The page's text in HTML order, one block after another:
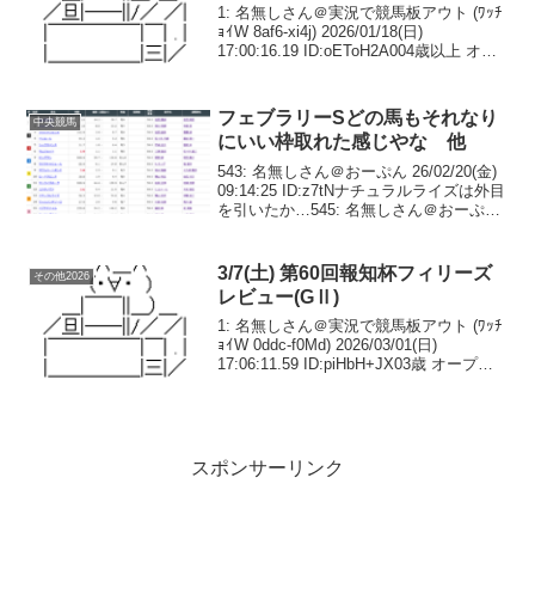
1: 名無しさん＠実況で競馬板アウト (ﾜｯﾁ
ｮｲW 8af6-xi4j) 2026/01/18(日)
17:00:16.19 ID:oEToH2A004歳以上 オー
中央競馬
フェブラリーSどの馬もそれなり
にいい枠取れた感じやな 他
543: 名無しさん＠おーぷん 26/02/20(金)
09:14:25 ID:z7tNナチュラルライズは外目
を引いたか…545: 名無しさん＠おーぷん
その他2026
3/7(土) 第60回報知杯フィリーズ
レビュー(GⅡ)
1: 名無しさん＠実況で競馬板アウト (ﾜｯﾁ
ｮｲW 0ddc-f0Md) 2026/03/01(日)
17:06:11.59 ID:piHbH+JX03歳 オープン
スポンサーリンク